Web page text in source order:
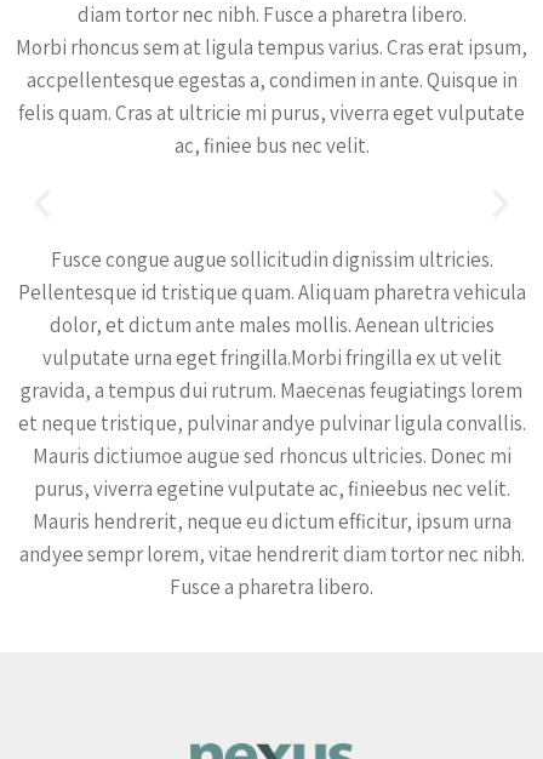
diam tortor nec nibh. Fusce a pharetra libero.
Morbi rhoncus sem at ligula tempus varius. Cras erat ipsum,
accpellentesque egestas a, condimen in ante. Quisque in
felis quam. Cras at ultricie mi purus, viverra eget vulputate
ac, finiee bus nec velit.
Fusce congue augue sollicitudin dignissim ultricies.
Pellentesque id tristique quam. Aliquam pharetra vehicula
dolor, et dictum ante males mollis. Aenean ultricies
vulputate urna eget fringilla.Morbi fringilla ex ut velit
gravida, a tempus dui rutrum. Maecenas feugiatings lorem
et neque tristique, pulvinar andye pulvinar ligula convallis.
Mauris dictiumoe augue sed rhoncus ultricies. Donec mi
purus, viverra egetine vulputate ac, finieebus nec velit.
Mauris hendrerit, neque eu dictum efficitur, ipsum urna
andyee sempr lorem, vitae hendrerit diam tortor nec nibh.
Fusce a pharetra libero.